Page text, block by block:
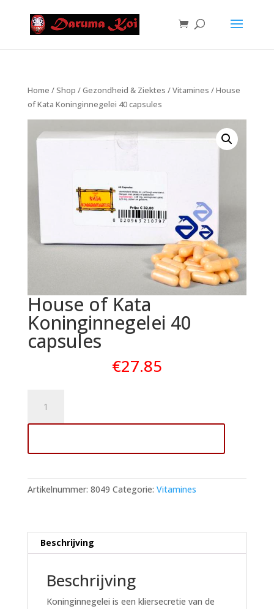
Home /Shop /Gezondheid & Ziektes /Vitamines / House
of Kata Koninginnegelei 40 capsules
House of Kata
Koninginnegelei 40
capsules
€27.85
Kata
40
aantal
Artikelnummer: 8049 Categorie: Vitamines
Beschrijving
Beschrijving
Koninginnegelei is een kliersecretie van de